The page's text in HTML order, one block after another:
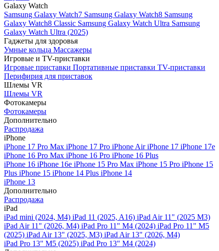
Galaxy Watch
Samsung Galaxy Watch7 Samsung Galaxy Watch8 Samsung
Galaxy Watch8 Classic Samsung Galaxy Watch Ultra Samsung
Galaxy Watch Ultra (2025)
Гаджеты для здоровья
Умные кольца Массажеры
Игровые и TV-приставки
Игровые приставки Портативные приставки TV-приставки
Перифирия для приставок
Шлемы VR
Шлемы VR
Фотокамеры
Фотокамеры
Дополнительно
Распродажа
iPhone
iPhone 17 Pro Max iPhone 17 Pro iPhone AiriPhone 17 iPhone 17e
iPhone 16 Pro Max iPhone 16 Pro iPhone 16 Plus
iPhone 16 iPhone 16e iPhone 15 Pro Max iPhone 15 Pro iPhone 15
Plus iPhone 15 iPhone 14 Plus iPhone 14
iPhone 13
Дополнительно
Распродажа
iPad
iPad mini (2024, M4) iPad 11 (2025, A16) iPad Air 11" (2025 M3)
iPad Air 11" (2026, M4) iPad Pro 11" M4 (2024) iPad Pro 11" M5
(2025) iPad Air 13" (2025, M3) iPad Air 13" (2026, M4)
iPad Pro 13" M5 (2025) iPad Pro 13" M4 (2024)